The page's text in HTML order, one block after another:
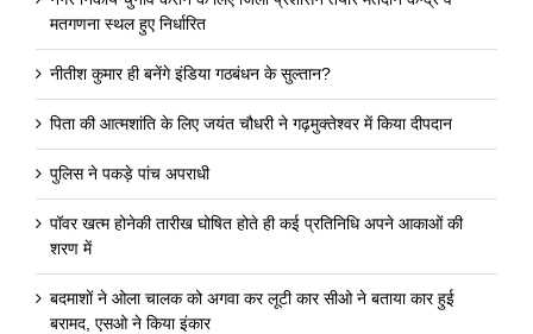
मतगणना स्थल हुए निर्धारित
नीतीश कुमार ही बनेंगे इंडिया गठबंधन के सुल्तान?
पिता की आत्मशांति के लिए जयंत चौधरी ने गढ़मुक्तेश्वर में किया दीपदान
पुलिस ने पकड़े पांच अपराधी
पॉवर खत्म होनेकी तारीख घोषित होते ही कई प्रतिनिधि अपने आकाओं की
शरण में
बदमाशों ने ओला चालक को अगवा कर लूटी कार सीओ ने बताया कार हुई
बरामद, एसओ ने किया इंकार